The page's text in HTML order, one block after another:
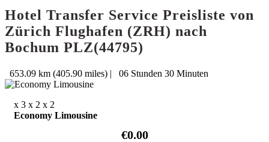
Hotel Transfer Service Preisliste von
Zürich Flughafen (ZRH) nach
Bochum PLZ(44795)
653.09 km (405.90 miles) | 06 Stunden 30 Minuten
x 3 x 2 x 2
Economy Limousine
€0.00